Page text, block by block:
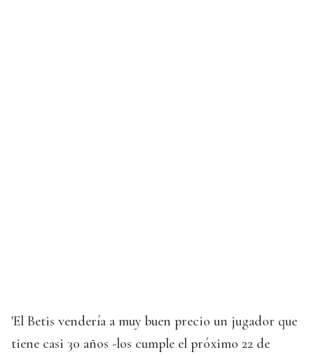
'El Betis vendería a muy buen precio un jugador que
tiene casi 30 años -los cumple el próximo 22 de